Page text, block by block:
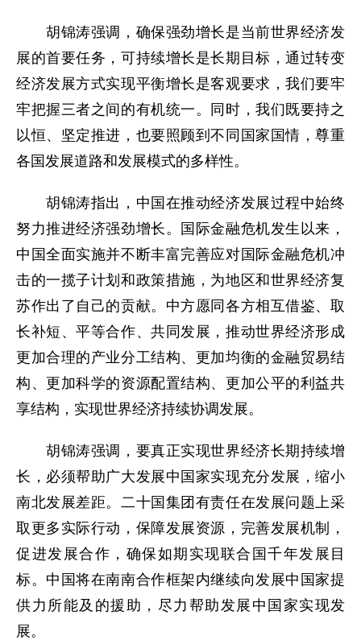
胡锦涛强调，确保强劲增长是当前世界经济发
展的首要任务，可持续增长是长期目标，通过转变
经济发展方式实现平衡增长是客观要求，我们要牢
牢把握三者之间的有机统一。同时，我们既要持之
以恒、坚定推进，也要照顾到不同国家国情，尊重
各国发展道路和发展模式的多样性。
胡锦涛指出，中国在推动经济发展过程中始终
努力推进经济强劲增长。国际金融危机发生以来，
中国全面实施并不断丰富完善应对国际金融危机冲
击的一揽子计划和政策措施，为地区和世界经济复
苏作出了自己的贡献。中方愿同各方相互借鉴、取
长补短、平等合作、共同发展，推动世界经济形成
更加合理的产业分工结构、更加均衡的金融贸易结
构、更加科学的资源配置结构、更加公平的利益共
享结构，实现世界经济持续协调发展。
胡锦涛强调，要真正实现世界经济长期持续增
长，必须帮助广大发展中国家实现充分发展，缩小
南北发展差距。二十国集团有责任在发展问题上采
取更多实际行动，保障发展资源，完善发展机制，
促进发展合作，确保如期实现联合国千年发展目
标。中国将在南南合作框架内继续向发展中国家提
供力所能及的援助，尽力帮助发展中国家实现发
展。